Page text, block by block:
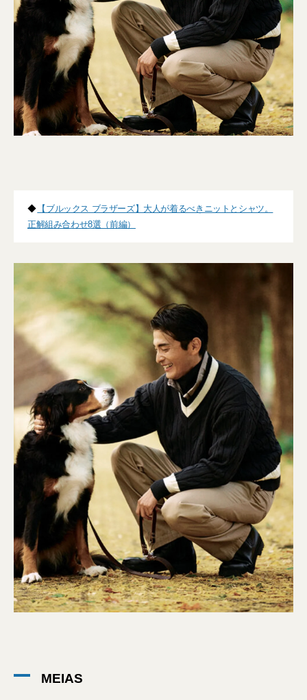
◆ 【ブルックス ブラザーズ】大人が着るべきニットとシャツ。
正解組み合わせ8選（前編）
MEIAS